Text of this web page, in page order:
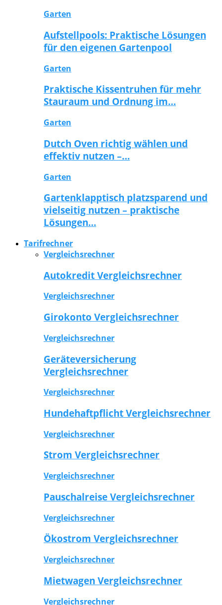
Garten
Aufstellpools: Praktische Lösungen
für den eigenen Gartenpool
Garten
Praktische Kissentruhen für mehr
Stauraum und Ordnung im…
Garten
Dutch Oven richtig wählen und
effektiv nutzen –…
Garten
Gartenklapptisch platzsparend und
vielseitig nutzen – praktische
Lösungen…
Tarifrechner
Vergleichsrechner
Autokredit Vergleichsrechner
Vergleichsrechner
Girokonto Vergleichsrechner
Vergleichsrechner
Geräteversicherung
Vergleichsrechner
Vergleichsrechner
Hundehaftpflicht Vergleichsrechner
Vergleichsrechner
Strom Vergleichsrechner
Vergleichsrechner
Pauschalreise Vergleichsrechner
Vergleichsrechner
Ökostrom Vergleichsrechner
Vergleichsrechner
Mietwagen Vergleichsrechner
Vergleichsrechner